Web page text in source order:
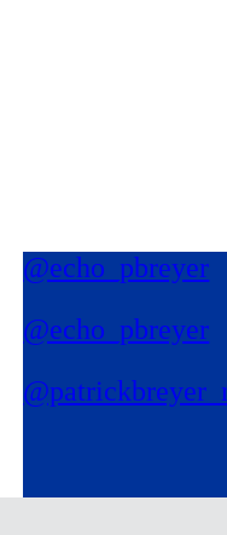
@echo_pbreyer
@echo_pbreyer